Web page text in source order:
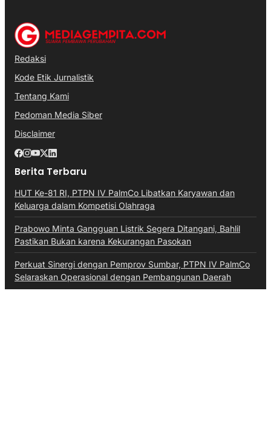
Redaksi
Kode Etik Jurnalistik
Tentang Kami
Pedoman Media Siber
Disclaimer
Berita Terbaru
HUT Ke-81 RI, PTPN IV PalmCo Libatkan Karyawan dan
Keluarga dalam Kompetisi Olahraga
Prabowo Minta Gangguan Listrik Segera Ditangani, Bahlil
Pastikan Bukan karena Kekurangan Pasokan
Perkuat Sinergi dengan Pemprov Sumbar, PTPN IV PalmCo
Selaraskan Operasional dengan Pembangunan Daerah